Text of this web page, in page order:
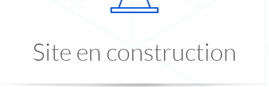
Site en construction